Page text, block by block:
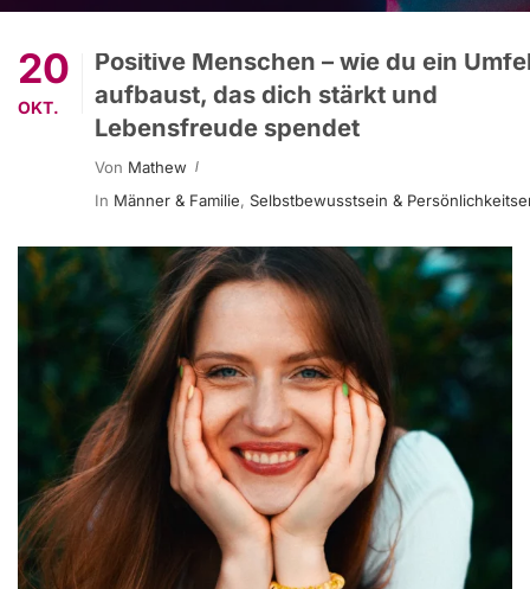
20
OKT.
Positive Menschen – wie du ein
aufbaust, das dich stärkt und
Lebensfreude spendet
Von Mathew
In Männer & Familie, Selbstbewusstsein &